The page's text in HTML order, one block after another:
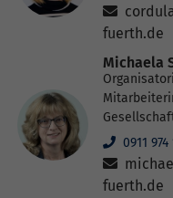
fuerth.de
Michaela
0911 974
fuerth.de